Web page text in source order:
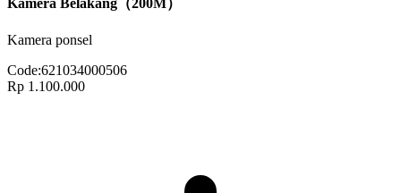
Kamera Belakang（200M）
Kamera ponsel
Code:621034000506
Rp 1.100.000